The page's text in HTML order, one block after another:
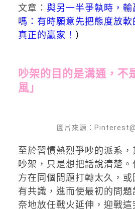
文章： 與另一半爭執時，輸
嗎：有時願意先把態度放
真正的贏家！ ）
吵架的目的是溝通，不
風」
圖片來源：
至於習慣熱烈爭吵的派系
吵架，只是想把話說清楚
方在同個問題打轉太久，
有共識，進而使最初的問
奈地放任戰火延伸，迎戰